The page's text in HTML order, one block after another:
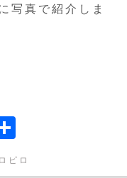
写真で紹介しま
共
有
ピロ